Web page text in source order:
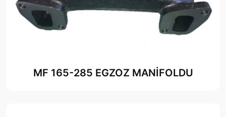
MF 165-285 EGZOZ MANİFOLDU